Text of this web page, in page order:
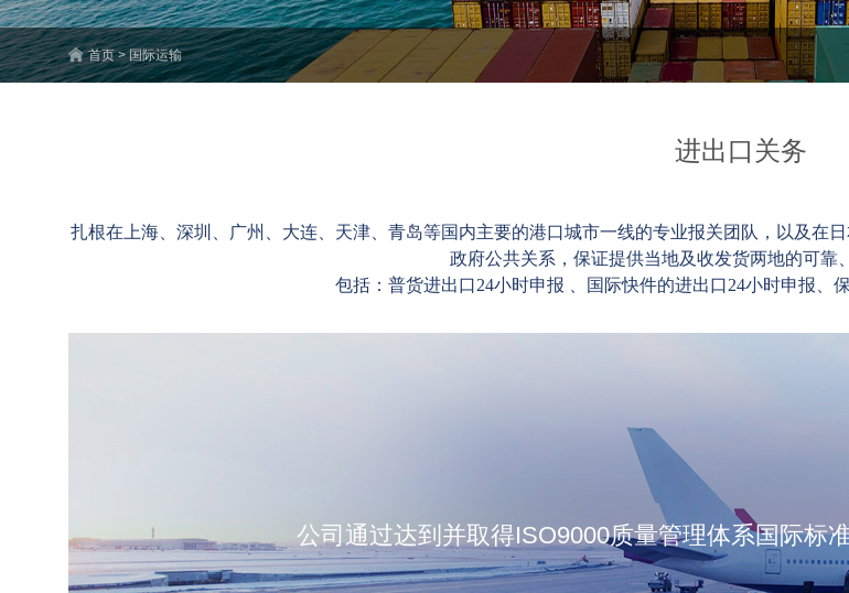
首页 > 国际运输
进出口关务
扎根在上海、深圳、广州、大连、天津、青岛等国内主要的港口城市一线的专业报关团队，以及在
政府公共关系，保证提供当地及收发货两地的可靠
包括：普货进出口24小时申报 、国际快件的进出口24小时申报、
公司通过达到并取得ISO9000质量管理体系国际标